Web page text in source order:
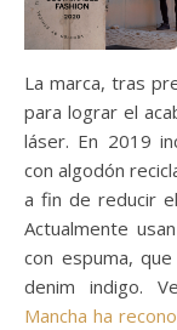
La marca, tras
para lograr el
láser. En 2019
con algodón
a fin de reducir
Actualmente
con espuma,
denim indigo.
Mancha ha